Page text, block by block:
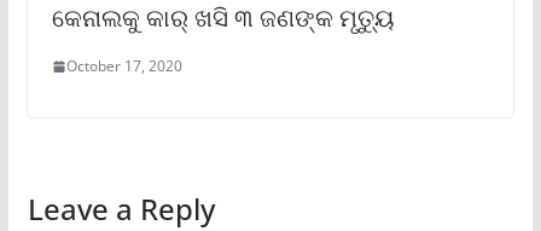
କେନାଲକୁ କାର୍ ଖସି ୩ ଜଣଙ୍କ ମୃତ୍ୟୁ
October 17, 2020
Leave a Reply